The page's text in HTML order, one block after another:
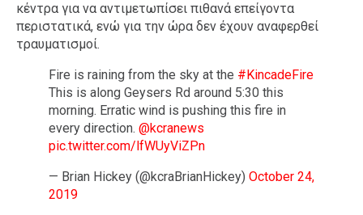
κέντρα για να αντιμετωπίσει πιθανά επείγοντα
περιστατικά, ενώ για την ώρα δεν έχουν αναφερθεί
τραυματισμοί.
Fire is raining from the sky at the #KincadeFire
This is along Geysers Rd around 5:30 this
morning. Erratic wind is pushing this fire in
every direction. @kcranews
pic.twitter.com/lfWUyViZPn
— Brian Hickey (@kcraBrianHickey) October 24,
2019